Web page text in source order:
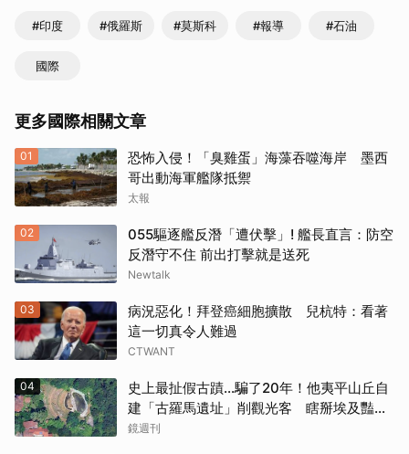
#印度 #俄羅斯 #莫斯科 #報導 #石油
國際
更多國際相關文章
01
恐怖入侵！「臭雞蛋」海藻吞噬海岸 墨西
哥出動海軍艦隊抵禦
太報
02
055驅逐艦反潛「遭伏擊」! 艦長直言：防空
反潛守不住 前出打擊就是送死
Newtalk
03
病況惡化！拜登癌細胞擴散 兒杭特：看著
這一切真令人難過
CTWANT
04
史上最扯假古蹟...騙了20年！他夷平山丘自
建「古羅馬遺址」削觀光客 瞎掰埃及豔
后、茱麗葉來過
鏡週刊